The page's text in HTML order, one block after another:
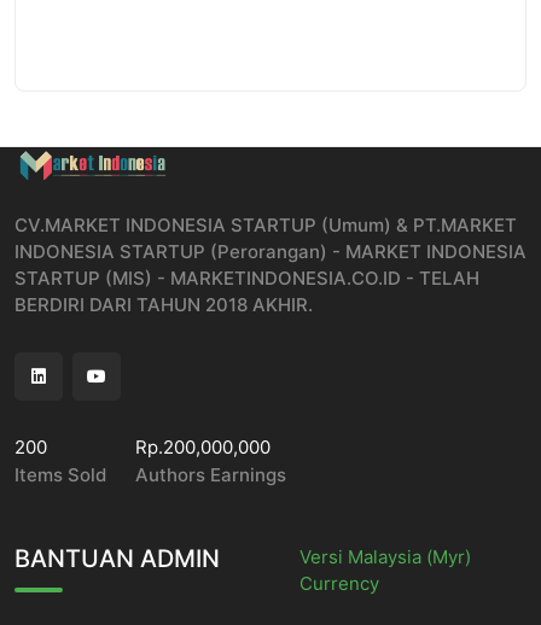
CV.MARKET INDONESIA STARTUP (Umum) & PT.MARKET
INDONESIA STARTUP (Perorangan) - MARKET INDONESIA
STARTUP (MIS) - MARKETINDONESIA.CO.ID - TELAH
BERDIRI DARI TAHUN 2018 AKHIR.
200
Items Sold
Rp.200,000,000
Authors Earnings
BANTUAN ADMIN
Versi Malaysia (Myr)
Currency